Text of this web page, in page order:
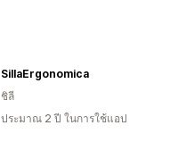
SillaErgonomica
ชิลี
ประมาณ 2 ปี ในการใช้แอป